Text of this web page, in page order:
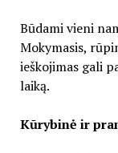
Būdami vieni
Mokymasis,
ieškojimas gali
laiką.
Kūrybinė ir